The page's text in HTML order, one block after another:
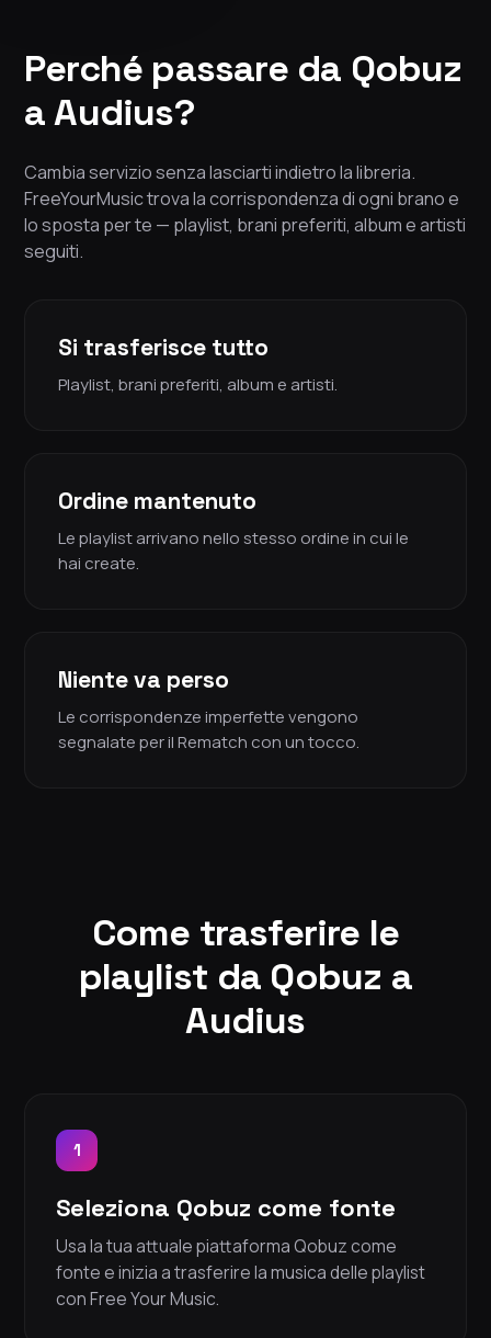
Perché passare da Qobuz
a Audius?
Cambia servizio senza lasciarti indietro la libreria.
FreeYourMusic trova la corrispondenza di ogni brano e
lo sposta per te — playlist, brani preferiti, album e artisti
seguiti.
Si trasferisce tutto
Playlist, brani preferiti, album e artisti.
Ordine mantenuto
Le playlist arrivano nello stesso ordine in cui le
hai create.
Niente va perso
Le corrispondenze imperfette vengono
segnalate per il Rematch con un tocco.
Come trasferire le
playlist da Qobuz a
Audius
1
Seleziona Qobuz come fonte
Usa la tua attuale piattaforma Qobuz come
fonte e inizia a trasferire la musica delle playlist
con Free Your Music.